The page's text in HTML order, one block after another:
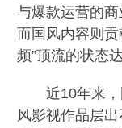
与爆款运营的商
而国风内容则
频”顶流的状态
近10年来，
风影视作品层